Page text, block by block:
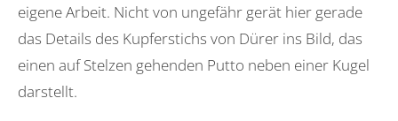
eigene Arbeit. Nicht von ungefähr gerät hier gerade
das Details des Kupferstichs von Dürer ins Bild, das
einen auf Stelzen gehenden Putto neben einer Kugel
darstellt.